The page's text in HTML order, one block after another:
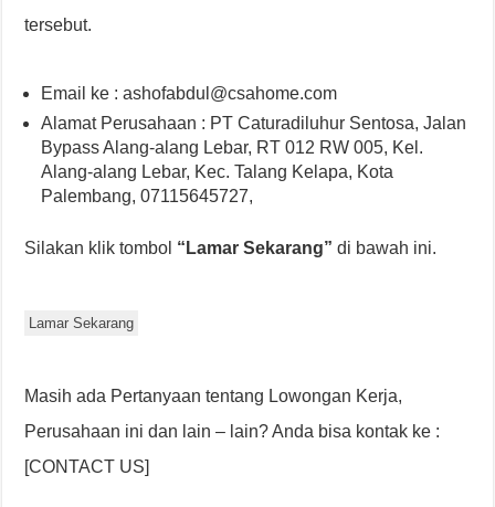
tersebut.
Email ke : ashofabdul@csahome.com
Alamat Perusahaan : PT Caturadiluhur Sentosa, Jalan
Bypass Alang-alang Lebar, RT 012 RW 005, Kel.
Alang-alang Lebar, Kec. Talang Kelapa, Kota
Palembang, 07115645727,
Silakan klik tombol “Lamar Sekarang” di bawah ini.
Lamar Sekarang
Masih ada Pertanyaan tentang Lowongan Kerja,
Perusahaan ini dan lain – lain? Anda bisa kontak ke :
[CONTACT US]